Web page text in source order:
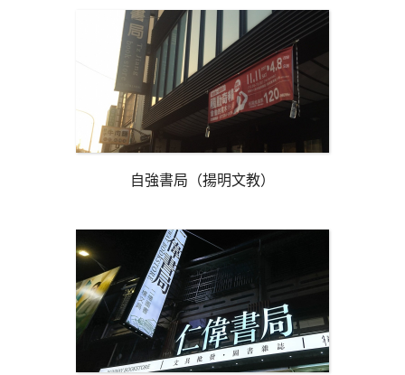
自強書局（揚明文教）